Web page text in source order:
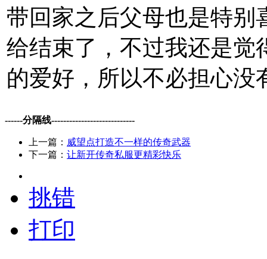
带回家之后父母也是特别
给结束了，不过我还是觉
的爱好，所以不必担心没
------分隔线----------------------------
上一篇： 威望点打造不一样的传奇武器
下一篇： 让新开传奇私服更精彩快乐
挑错
打印